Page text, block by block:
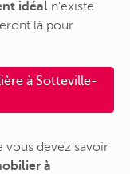
idéal n'existe
là pour
à Sotteville-
vous devez savoir
à